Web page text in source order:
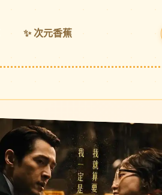
✨ 次元香蕉